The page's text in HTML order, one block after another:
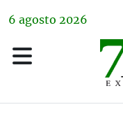
6 agosto 2026